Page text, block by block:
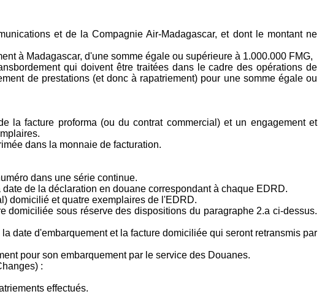
et de la Compagnie Air-Madagascar, et dont le montant ne
à Madagascar, d'une somme égale ou supérieure à 1.000.000 FMG,
qui doivent être traitées dans le cadre des opérations de
de prestations (et donc à rapatriement) pour une somme égale ou
la facture proforma (ou du contrat commercial) et un engagement et
dans la monnaie de facturation.
dans une série continue.
de la déclaration en douane correspondant à chaque EDRD.
domicilié et quatre exemplaires de l'EDRD.
domiciliée sous réserve des dispositions du paragraphe 2.a ci-dessus.
date d'embarquement et la facture domiciliée qui seront retransmis par
pour son embarquement par le service des Douanes.
:
effectués.